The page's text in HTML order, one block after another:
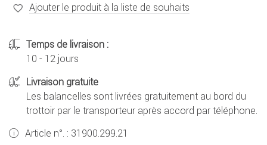
Ajouter le produit à la liste de souhaits
Temps de livraison :
10 - 12 jours
Livraison gratuite
Les balancelles sont livrées gratuitement au bord du
trottoir par le transporteur après accord par téléphone.
Article n°. : 31900.299.21